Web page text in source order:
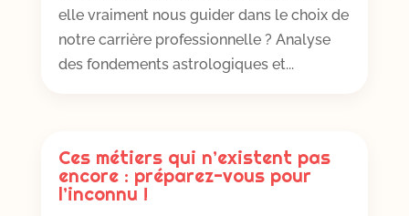
elle vraiment nous guider dans le choix de
notre carrière professionnelle ? Analyse
des fondements astrologiques et...
Ces métiers qui n’existent pas
encore : préparez-vous pour
l’inconnu !